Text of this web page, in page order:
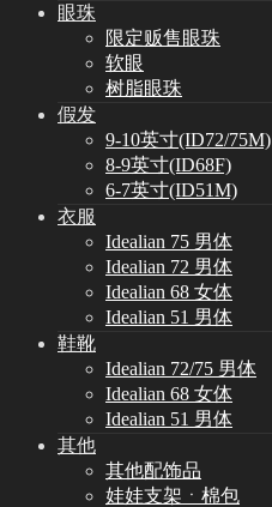
眼珠
限定贩售眼珠
软眼
树脂眼珠
假发
9-10英寸(ID72/75M)
8-9英寸(ID68F)
6-7英寸(ID51M)
衣服
Idealian 75 男体
Idealian 72 男体
Idealian 68 女体
Idealian 51 男体
鞋靴
Idealian 72/75 男体
Idealian 68 女体
Idealian 51 男体
其他
其他配饰品
娃娃支架ㆍ棉包